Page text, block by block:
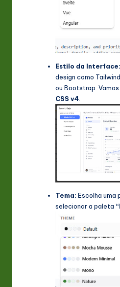
Estilo da Interface:
design como
ou Bootstrap.
CSS v4
Tema: Escolha uma
selecionar a paleta